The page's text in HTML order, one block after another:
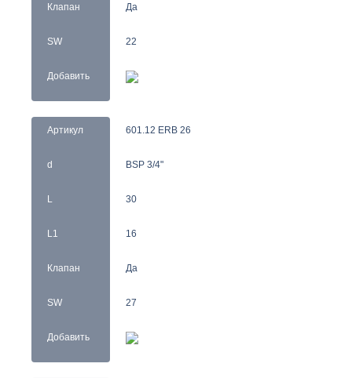
Клапан
SW
Добавить
Да
22
Артикул
d
L
L1
Клапан
SW
Добавить
601.12 ERB 26
BSP 3/4"
30
16
Да
27